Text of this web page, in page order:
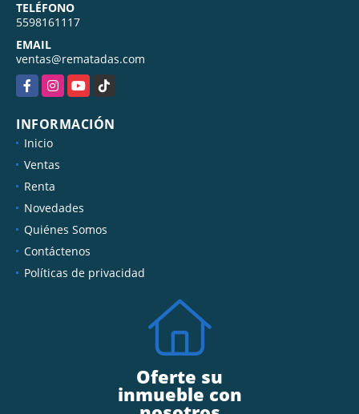
TELÉFONO
5598161117
EMAIL
ventas@rematadas.com
FacebookInstagramYouTubeTikTok
INFORMACIÓN
Inicio
Ventas
Renta
Novedades
Quiénes Somos
Contáctenos
Políticas de privacidad
Oferte su
inmueble con